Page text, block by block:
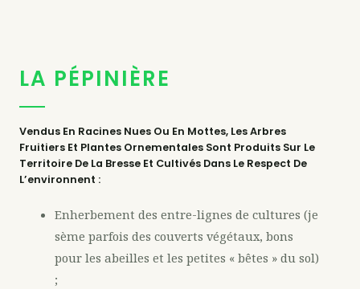
LA PÉPINIÈRE
Vendus En Racines Nues Ou En Mottes, Les Arbres
Fruitiers Et Plantes Ornementales Sont Produits Sur Le
Territoire De La Bresse Et Cultivés Dans Le Respect De
L’environnent :
Enherbement des entre-lignes de cultures (je
sème parfois des couverts végétaux, bons
pour les abeilles et les petites « bêtes » du sol)
;